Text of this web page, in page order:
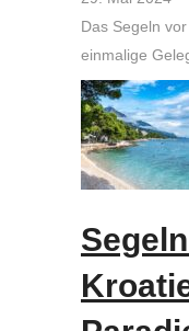
Das Segeln
einmalige